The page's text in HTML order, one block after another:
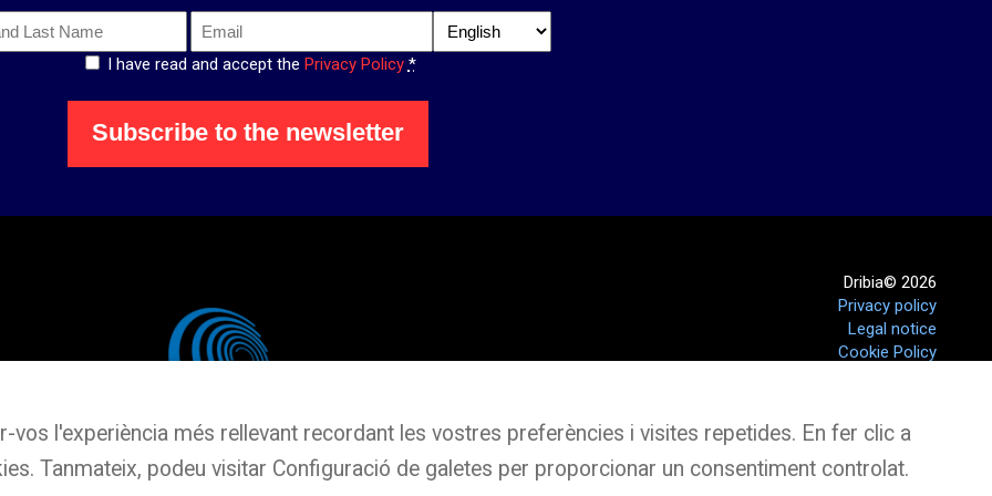
Email * Language
I have read and accept the Privacy Policy *
Subscribe to the newsletter
Dribia© 2026
Privacy policy
Legal notice
Cookie Policy
l'experiència més rellevant recordant les vostres preferències i visites repetides. En fer clic a
Tanmateix, podeu visitar Configuració de galetes per proporcionar un consentiment controlat.